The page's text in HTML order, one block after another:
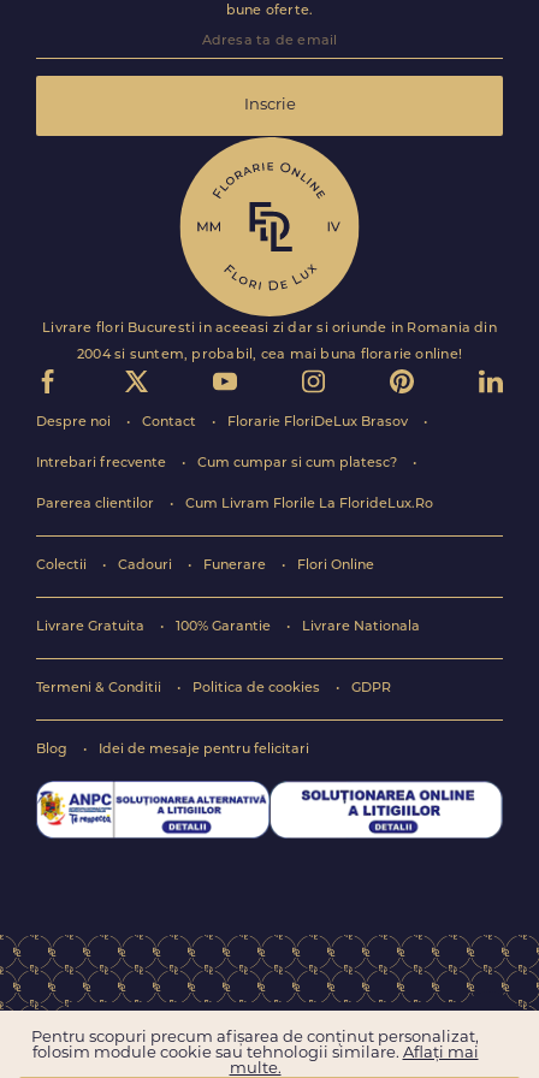
bune oferte.
Inscrie
Livrare flori Bucuresti in aceeasi zi dar si oriunde in Romania din
2004 si suntem, probabil, cea mai buna florarie online!
Despre noi Contact Florarie FloriDeLux Brasov
Intrebari frecvente Cum cumpar si cum platesc?
Parerea clientilor Cum Livram Florile La FlorideLux.Ro
Colectii Cadouri Funerare Flori Online
Livrare Gratuita 100% Garantie Livrare Nationala
Termeni & Conditii Politica de cookies GDPR
Blog Idei de mesaje pentru felicitari
Toate drepturile rezervate
Pentru scopuri precum afișarea de conținut personalizat,
folosim module cookie sau tehnologii similare. Aflați mai
multe.